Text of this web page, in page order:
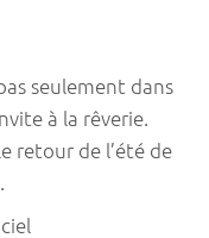
seulement dans
à la rêverie.
retour de l’été de